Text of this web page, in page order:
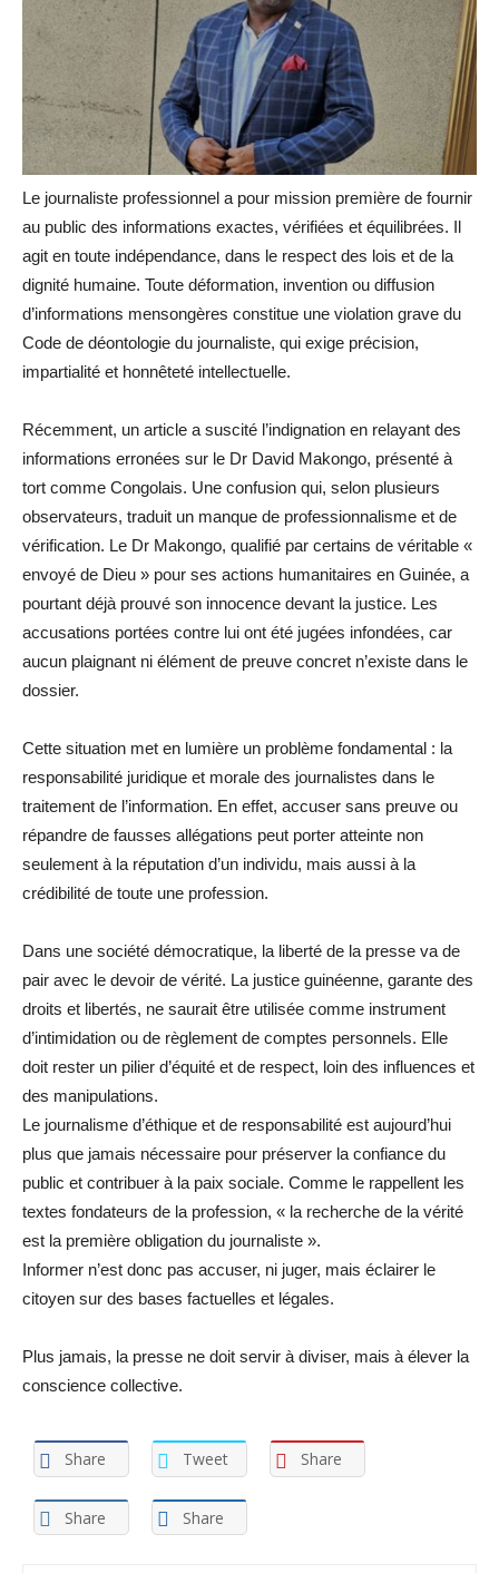
Le journaliste professionnel a pour mission première de fournir
au public des informations exactes, vérifiées et équilibrées. Il
agit en toute indépendance, dans le respect des lois et de la
dignité humaine. Toute déformation, invention ou diffusion
d’informations mensongères constitue une violation grave du
Code de déontologie du journaliste, qui exige précision,
impartialité et honnêteté intellectuelle.
Récemment, un article a suscité l’indignation en relayant des
informations erronées sur le Dr David Makongo, présenté à
tort comme Congolais. Une confusion qui, selon plusieurs
observateurs, traduit un manque de professionnalisme et de
vérification. Le Dr Makongo, qualifié par certains de véritable «
envoyé de Dieu » pour ses actions humanitaires en Guinée, a
pourtant déjà prouvé son innocence devant la justice. Les
accusations portées contre lui ont été jugées infondées, car
aucun plaignant ni élément de preuve concret n’existe dans le
dossier.
Cette situation met en lumière un problème fondamental : la
responsabilité juridique et morale des journalistes dans le
traitement de l’information. En effet, accuser sans preuve ou
répandre de fausses allégations peut porter atteinte non
seulement à la réputation d’un individu, mais aussi à la
crédibilité de toute une profession.
Dans une société démocratique, la liberté de la presse va de
pair avec le devoir de vérité. La justice guinéenne, garante des
droits et libertés, ne saurait être utilisée comme instrument
d’intimidation ou de règlement de comptes personnels. Elle
doit rester un pilier d’équité et de respect, loin des influences et
des manipulations.
Le journalisme d’éthique et de responsabilité est aujourd’hui
plus que jamais nécessaire pour préserver la confiance du
public et contribuer à la paix sociale. Comme le rappellent les
textes fondateurs de la profession, « la recherche de la vérité
est la première obligation du journaliste ».
Informer n’est donc pas accuser, ni juger, mais éclairer le
citoyen sur des bases factuelles et légales.
Plus jamais, la presse ne doit servir à diviser, mais à élever la
conscience collective.
Share Tweet Share
Share Share